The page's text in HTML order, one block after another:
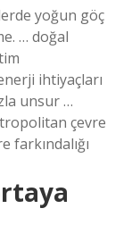
yoğun göç
… doğal
ihtiyaçları
unsur …
çevre
farkındalığı